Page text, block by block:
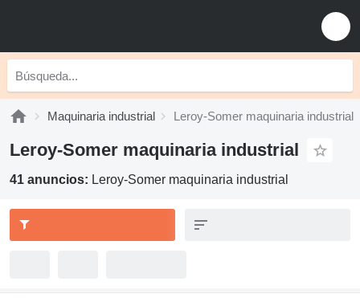
Maquinaria industrial Leroy-Somer maquinaria industrial
Leroy-Somer maquinaria industrial
41 anuncios: Leroy-Somer maquinaria industrial